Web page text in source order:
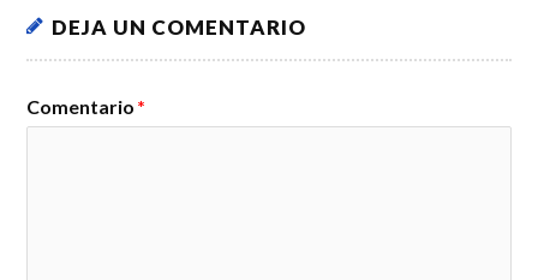
DEJA UN COMENTARIO
Comentario *